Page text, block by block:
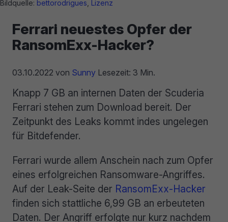
Bildquelle: bettorodrigues Lizenz
Ferrari neuestes Opfer der
RansomExx-Hacker?
03.10.2022 von Sunny Lesezeit: 3 Min.
Knapp 7 GB an internen Daten der Scuderia
Ferrari stehen zum Download bereit. Der
Zeitpunkt des Leaks kommt indes ungelegen
für Bitdefender.
Ferrari wurde allem Anschein nach zum Opfer
eines erfolgreichen Ransomware-Angriffes.
Auf der Leak-Seite der RansomExx-Hacker
finden sich stattliche 6,99 GB an erbeuteten
Daten. Der Angriff erfolgte nur kurz nachdem